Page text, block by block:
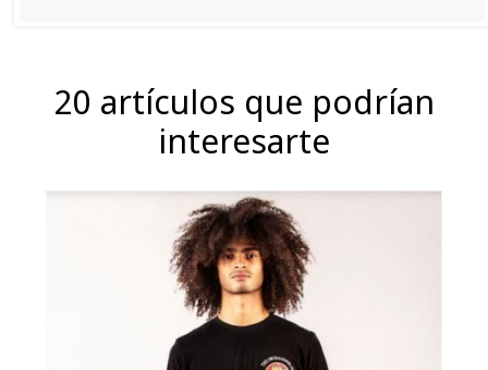
20 artículos que podrían
interesarte